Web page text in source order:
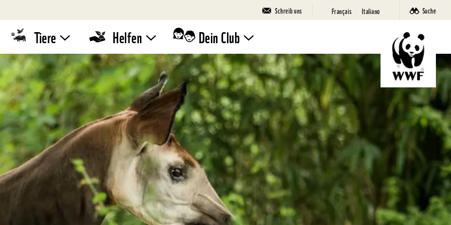
Schreib uns Français Italiano Suche
Tiere
Tierlexikon
Quiz
Helfen
WWF-
Standaktion
Umwelttipps
WWF-Läufe
Dein Club
Mach mit
Ferienlager
SuperPanda
Deine Seite